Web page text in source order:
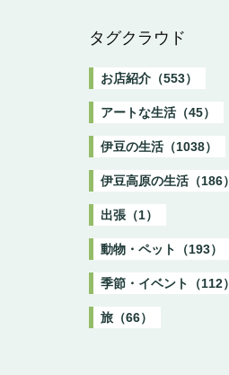
タグクラウド
お店紹介（553）
アートな生活（45）
伊豆の生活（1038）
伊豆高原の生活（186）
出張（1）
動物・ペット（193）
季節・イベント（112）
旅（66）